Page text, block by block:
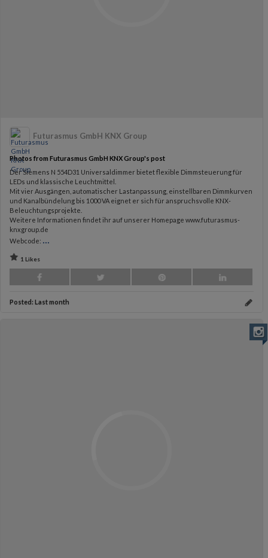
Futurasmus GmbH KNX Group
Photos from Futurasmus GmbH KNX Group's post
Der Siemens N 554D31 Universaldimmer bietet flexible Dimmsteuerung für
LEDs und klassische Leuchtmittel.
Mit vier Ausgängen, automatischer Lastanpassung, einstellbaren Dimmkurven
und Kanalbündelung bis 1000 VA eignet er sich für anspruchsvolle KNX-
Beleuchtungsprojekte.
Weitere Informationen findet ihr auf unserer Homepage www.futurasmus-
knxgroup.de
Webcode: ...
1 Likes
Posted: Last month